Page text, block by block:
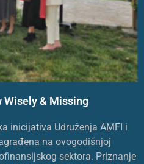
Wisely & Missing
inicijativa Udruženja AMFI i
na ovogodišnjoj
sektora. Priznanje